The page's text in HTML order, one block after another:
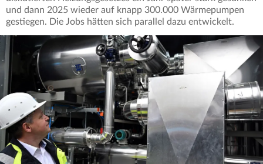
und dann 2025 wieder auf knapp 300.000 Wärmepumpen
gestiegen. Die Jobs hätten sich parallel dazu entwickelt.